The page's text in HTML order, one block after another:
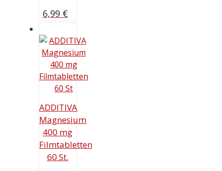
6,99 €
ADDITIVA
Magnesium
400 mg
Filmtabletten
60 St.